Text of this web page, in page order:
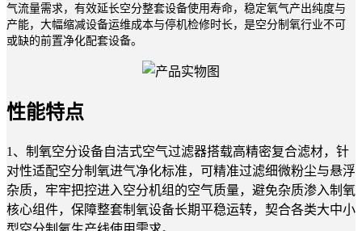
气流量需求，有效延长空分整套设备使用寿命，稳定氧气产出纯度与
产能，大幅缩减设备运维成本与停机检修时长，是空分制氧行业不可
或缺的前置净化配套设备。
性能特点
1、制氧空分设备自洁式空气过滤器搭载高精密复合滤材，针
对性适配空分制氧进气净化标准，可精准过滤细微粉尘与悬浮
杂质，牢牢把控进入空分机组的空气质量，避免杂质渗入制氧
核心组件，保障整套制氧设备长期平稳运转，契合各类大中小